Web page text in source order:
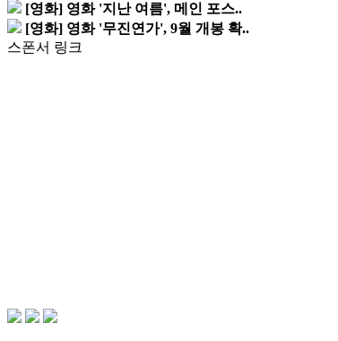
[영화] 영화 '지난 여름', 메인 포스..
[영화] 영화 '무진연가', 9월 개봉 확..
스폰서 링크